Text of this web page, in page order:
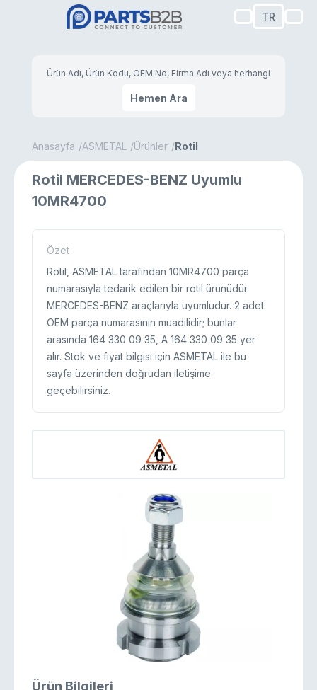
TR
Hemen Ara
Anasayfa ASMETAL Ürünler Rotil
Rotil MERCEDES-BENZ Uyumlu
10MR4700
Özet
Rotil, ASMETAL tarafından 10MR4700 parça
numarasıyla tedarik edilen bir rotil ürünüdür.
MERCEDES-BENZ araçlarıyla uyumludur. 2 adet
OEM parça numarasının muadilidir; bunlar
arasında 164 330 09 35, A 164 330 09 35 yer
alır. Stok ve fiyat bilgisi için ASMETAL ile bu
sayfa üzerinden doğrudan iletişime
geçebilirsiniz.
Ürün Bilgileri